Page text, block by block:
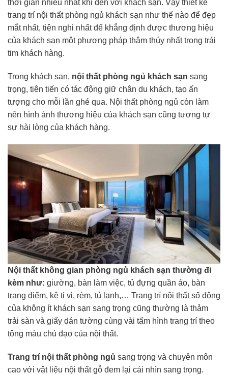
thời gian nhiều nhất khi đến với khách sạn. Vậy thiết kế
trang trí nội thất phòng ngủ khách sạn như thế nào để đẹp
mắt nhất, tiện nghi nhất để khẳng định được thương hiệu
của khách sạn một phương pháp thâm thúy nhất trong trái
tim khách hàng.
Trong khách sạn, nội thất phòng ngủ khách sạn sang
trọng, tiên tiến có tác động giữ chân du khách, tạo ấn
tượng cho mỗi lần ghé qua. Nội thất phòng ngủ còn làm
nên hình ảnh thương hiệu của khách sạn cũng tương tự
sự hài lòng của khách hàng.
Nội thất không gian phòng ngủ khách sạn thường đi
kèm như: giường, bàn làm việc, tủ đựng quần áo, bàn
trang điểm, kệ ti vi, rèm, tủ lạnh,… Trang trí nội thất số đông
của không ít khách sạn sang trọng cũng thường là thảm
trải sàn và giấy dán tường cùng vài tấm hình trang trí theo
tông màu chủ đạo của nội thất.
Trang trí nội thất phòng ngủ sang trọng và chuyên môn
cao với vật liệu nội thất gỗ đem lại cái nhìn sang trọng.